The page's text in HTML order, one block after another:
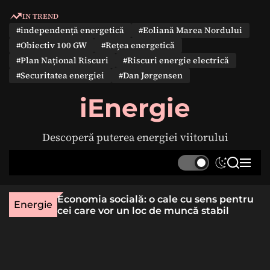
IN TREND
#independență energetică
#Eoliană Marea Nordului
#Obiectiv 100 GW
#Rețea energetică
#Plan Național Riscuri
#Riscuri energie electrică
#Securitatea energiei
#Dan Jørgensen
iEnergie
Descoperă puterea energiei viitorului
S
t
c
S
r
M
u
Energie
rară
Economia socială: o cale cu sens pentru
cei care vor un loc de muncă stabil